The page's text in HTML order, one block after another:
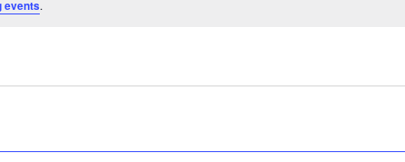
events.